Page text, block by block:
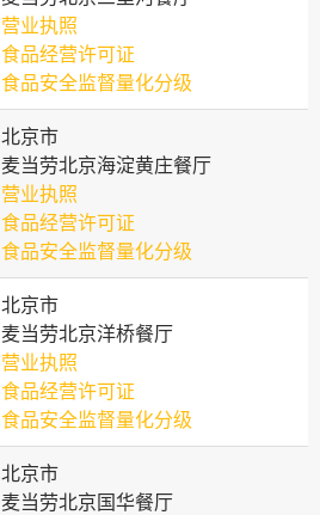
营业执照
食品经营许可证
食品安全监督量化分级
北京市
麦当劳北京海淀黄庄餐厅
营业执照
食品经营许可证
食品安全监督量化分级
北京市
麦当劳北京洋桥餐厅
营业执照
食品经营许可证
食品安全监督量化分级
北京市
麦当劳北京国华餐厅